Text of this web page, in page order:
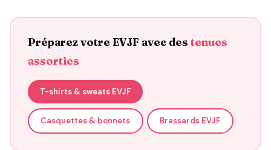
Préparez votre EVJF avec des tenues
assorties
T-shirts & sweats EVJF
Casquettes & bonnets Brassards EVJF